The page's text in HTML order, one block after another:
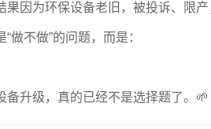
果因为环保设备老旧，被投诉、限
做不做”的问题，而是：
升级，真的已经不是选择题了。🌱